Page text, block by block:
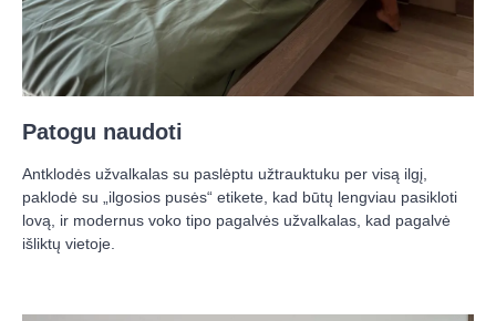
Patogu naudoti
Antklodės užvalkalas su paslėptu užtrauktuku per visą ilgį,
paklodė su „ilgosios pusės“ etikete, kad būtų lengviau pasikloti
lovą, ir modernus voko tipo pagalvės užvalkalas, kad pagalvė
išliktų vietoje.